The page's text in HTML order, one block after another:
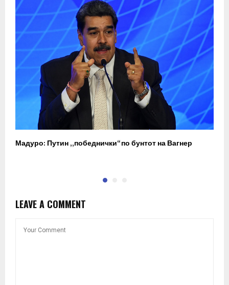
Мадуро: Путин „победнички“ по бунтот на Вагнер
LEAVE A COMMENT